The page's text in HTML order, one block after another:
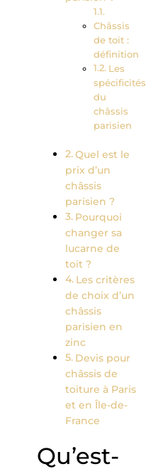
Châssis
de toit :
définition
Les
spécificités
du
châssis
parisien
Quel est le
prix d’un
châssis
parisien ?
Pourquoi
changer sa
lucarne de
toit ?
Les critères
de choix d’un
châssis
parisien en
zinc
Devis pour
châssis de
toiture à Paris
et en Île-de-
France
Qu’est-